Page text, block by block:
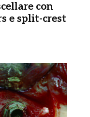
con
e split-crest